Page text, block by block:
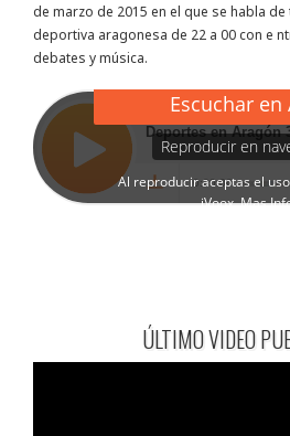
de marzo de 2015 en el que se habla
deportiva aragonesa de 22 a 00 con e
debates y música.
ÚLTIMO VIDEO